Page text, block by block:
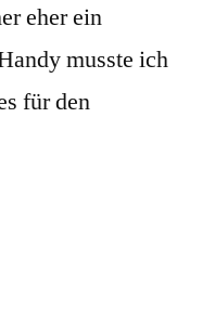
eher ein
musste ich
für den